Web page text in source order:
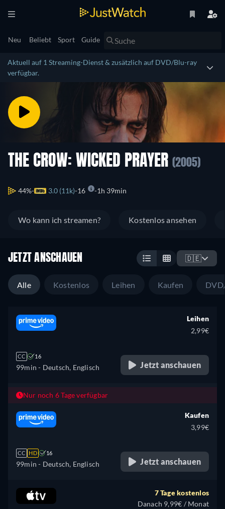
Neu Beliebt Sport Guide
Aktuell auf 1 Streaming-Dienst & zusätzlich auf DVD/Blu-ray
verfügbar.
THE CROW: WICKED PRAYER (2005)
44% 3.0 (11k) 16 1h 39min
Wo kann ich streamen? Kostenlos ansehen
JETZT ANSCHAUEN 🇩🇪
Alle Kostenlos Leihen Kaufen
CC 16
99min - Deutsch, Englisch
Leihen
2,99€
Jetzt anschauen
Nur noch 6 Tage verfügbar
CC HD 16
99min - Deutsch, Englisch
Kaufen
3,99€
Jetzt anschauen
7 Tage kostenlos
Danach 9,99€ / Monat